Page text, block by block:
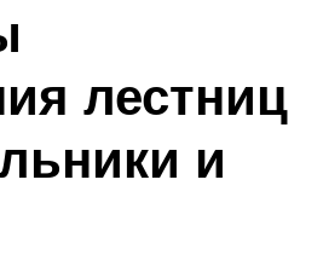
лестниц
и